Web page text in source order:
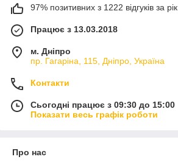
97% позитивних з 1222 відгуків за рік
Працює з 13.03.2018
м. Дніпро
пр. Гагаріна, 115, Дніпро, Україна
Контакти
Сьогодні працює з 09:30 до 15:00
Показати весь графік роботи
Про нас